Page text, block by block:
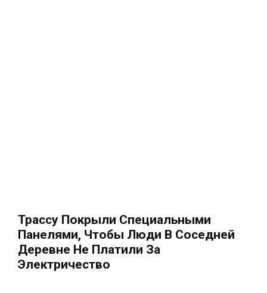
Трассу Покрыли Специальными
Панелями, Чтобы Люди В Соседней
Деревне Не Платили За
Электричество